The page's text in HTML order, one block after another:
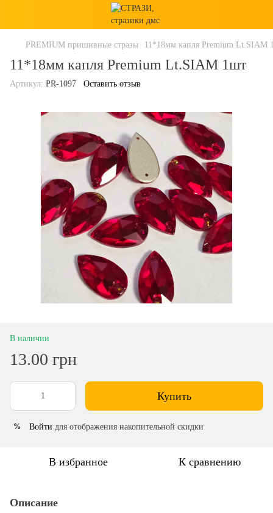
PREMIUM пришивные стразы 11*18мм капля Premium Lt.SIAM
11*18мм капля Premium Lt.SIAM 1шт
Артикул: PR-1097 Оставить отзыв
В наличии
13.00 грн
Купить
% Войти для отображения накопительной скидки
В избранное К сравнению
Описание